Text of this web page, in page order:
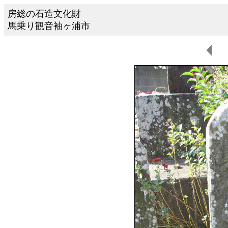
房総の石造文化財
馬乗り観音袖ヶ浦市